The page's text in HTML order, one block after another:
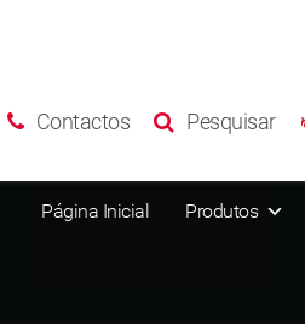
Contactos Pesquisar
Página Inicial Produtos